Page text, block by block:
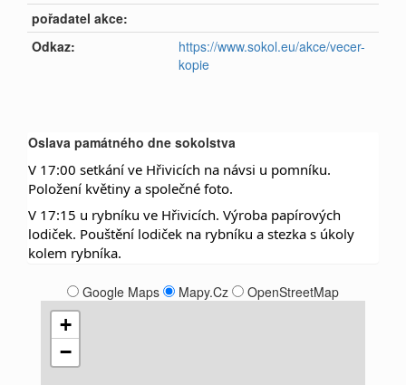
pořadatel akce:
Odkaz:
https://www.sokol.eu/akce/vecer-
kopie
Oslava památného dne sokolstva
V 17:00 setkání ve Hřivicích na návsi u pomníku.
Položení květiny a společné foto.
V 17:15 u rybníku ve Hřivicích. Výroba papírových
lodiček. Pouštění lodiček na rybníku a stezka s úkoly
kolem rybníka.
Google Maps Mapy.Cz OpenStreetMap
+
−